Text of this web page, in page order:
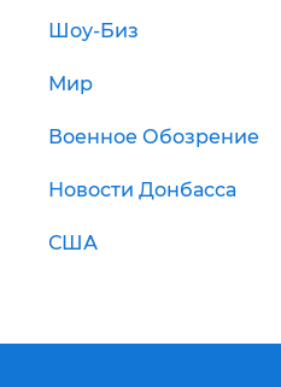
Шоу-Биз
Мир
Военное Обозрение
Новости Донбасса
США